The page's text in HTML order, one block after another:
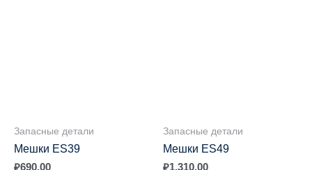
Запасные детали
Мешки ES39
₽690.00
Запасные детали
Мешки ES49
₽1,310.00